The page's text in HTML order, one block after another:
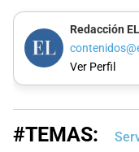
Redacción EL
Ver Perfil
#TEMAS: